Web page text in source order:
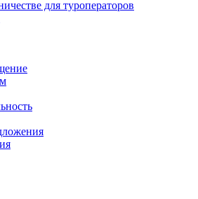
для туроператоров